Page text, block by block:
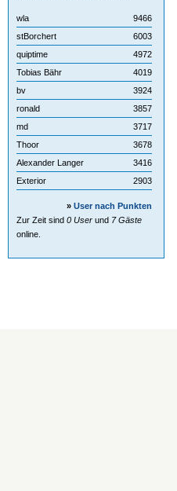
wla
9466
stBorchert
6003
quiptime
4972
Tobias Bähr
4019
bv
3924
ronald
3857
md
3717
Thoor
3678
Alexander Langer
3416
Exterior
2903
» User nach Punkten
Zur Zeit sind 0 User und 7 Gäste
online.